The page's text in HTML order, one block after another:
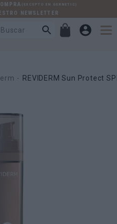
(EXCEPTO EN GERNETIC)
NEWSLETTER
REVIDERM Sun Protect